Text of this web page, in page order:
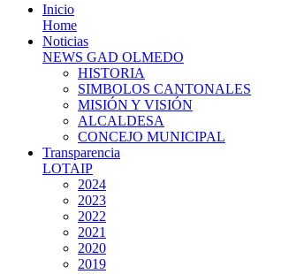
Inicio
Home
Noticias
NEWS GAD OLMEDO
HISTORIA
SIMBOLOS CANTONALES
MISIÓN Y VISIÓN
ALCALDESA
CONCEJO MUNICIPAL
Transparencia
LOTAIP
2024
2023
2022
2021
2020
2019